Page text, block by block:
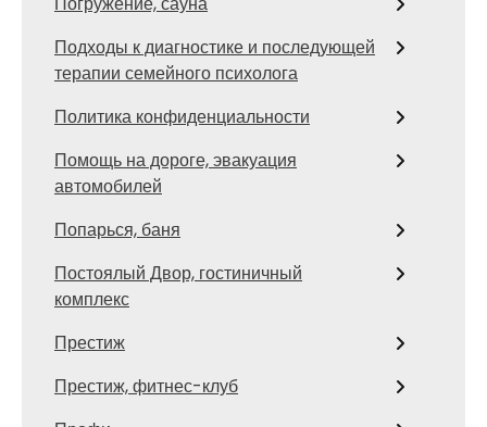
Подходы к диагностике и последующей
терапии семейного психолога
Политика конфиденциальности
Помощь на дороге, эвакуация
автомобилей
Попарься, баня
Постоялый Двор, гостиничный
комплекс
Престиж
Престиж, фитнес-клуб